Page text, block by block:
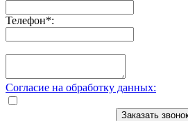
Телефон*:
Согласие на обработку данных:
Заказать